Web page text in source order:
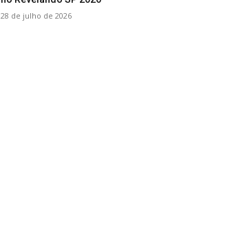
28 de julho de 2026